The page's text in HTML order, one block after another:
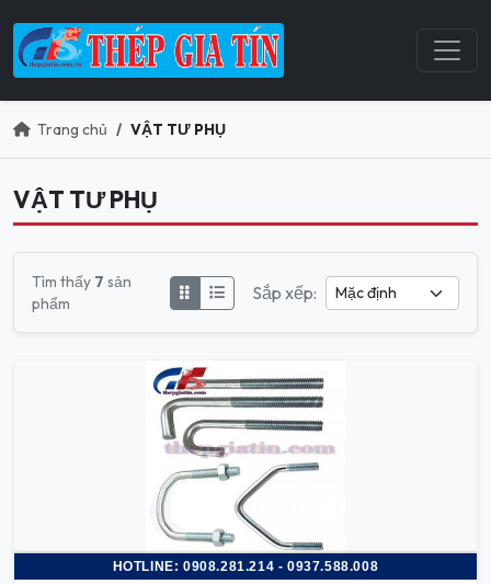
Trang chủ VẬT TƯ PHỤ
VẬT TƯ PHỤ
Tìm thấy 7 sản
phẩm
Sắp xếp:
HOTLINE: 0908.281.214 - 0937.588.008